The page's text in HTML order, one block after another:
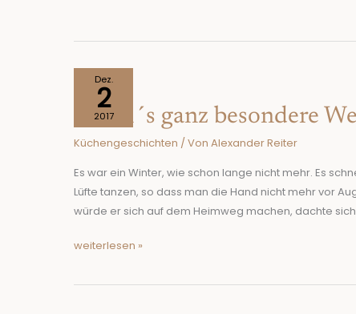
Dez.
2
2017
Michi´s ganz besondere
Küchengeschichten / Von Alexander Reiter
Es war ein Winter, wie schon lange nicht mehr. Es
Lüfte tanzen, so dass man die Hand nicht mehr vor
würde er sich auf dem Heimweg machen, dachte
Michi
ganz
Weihnachtsgeschichte
weiterlesen »